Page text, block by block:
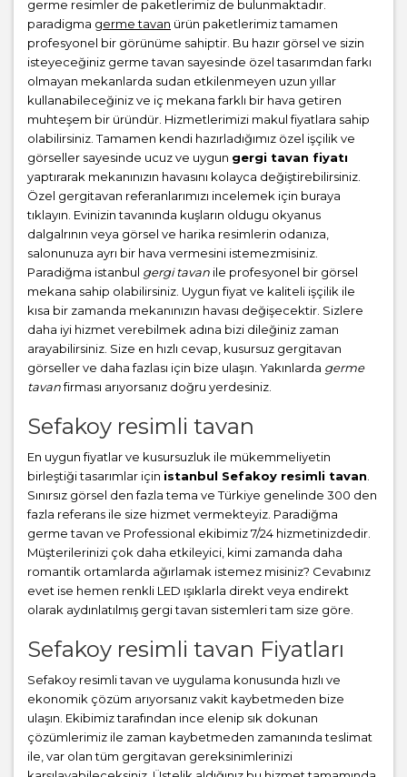
germe resimler de paketlerimiz de bulunmaktadır.
paradigma germe tavan ürün paketlerimiz tamamen
profesyonel bir görünüme sahiptir. Bu hazır görsel ve sizin
isteyeceğiniz germe tavan sayesinde özel tasarımdan farkı
olmayan mekanlarda sudan etkilenmeyen uzun yıllar
kullanabileceğiniz ve iç mekana farklı bir hava getiren
muhteşem bir üründür. Hizmetlerimizi makul fiyatlara sahip
olabilirsiniz. Tamamen kendi hazırladığımız özel işçilik ve
görseller sayesinde ucuz ve uygun gergi tavan fiyatı
yaptırarak mekanınızın havasını kolayca değiştirebilirsiniz.
Özel gergitavan referanlarımızı incelemek için buraya
tıklayın. Evinizin tavanında kuşların oldugu okyanus
dalgalrının veya görsel ve harika resimlerin odanıza,
salonunuza ayrı bir hava vermesini istemezmisiniz.
Paradiğma istanbul gergi tavan ile profesyonel bir görsel
mekana sahip olabilirsiniz. Uygun fiyat ve kaliteli işçilik ile
kısa bir zamanda mekanınızın havası değişecektir. Sizlere
daha iyi hizmet verebilmek adına bizi dileğiniz zaman
arayabilirsiniz. Size en hızlı cevap, kusursuz gergitavan
görseller ve daha fazlası için bize ulaşın. Yakınlarda germe
tavanfirması arıyorsanız doğru yerdesiniz.
Sefakoy resimli tavan
En uygun fiyatlar ve kusursuzluk ile mükemmeliyetin
birleştiği tasarımlar için istanbul Sefakoy resimli tavan
Sınırsız görsel den fazla tema ve Türkiye genelinde 300 den
fazla referans ile size hizmet vermekteyiz. Paradiğma
germe tavan ve Professional ekibimiz 7/24 hizmetinizdedir.
Müşterilerinizi çok daha etkileyici, kimi zamanda daha
romantik ortamlarda ağırlamak istemez misiniz? Cevabınız
evet ise hemen renkli LED ışıklarla direkt veya endirekt
olarak aydınlatılmış gergi tavan sistemleri tam size göre.
Sefakoy resimli tavan Fiyatları
Sefakoy resimli tavan ve uygulama konusunda hızlı ve
ekonomik çözüm arıyorsanız vakit kaybetmeden bize
ulaşın. Ekibimiz tarafından ince elenip sık dokunan
çözümlerimiz ile zaman kaybetmeden zamanında teslimat
ile, var olan tüm gergitavan gereksinimlerinizi